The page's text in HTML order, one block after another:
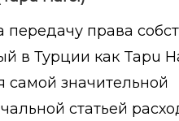
передачу права
в Турции как Tapu
самой значительной
статьей